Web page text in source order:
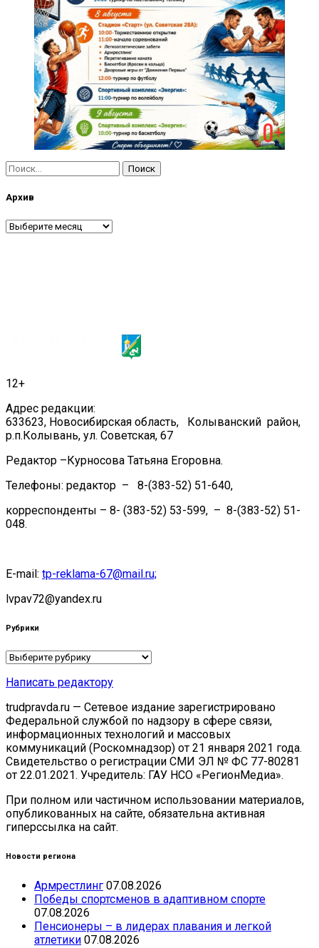
Найти:
Архив
Архив
12+
Адрес редакции:
633623, Новосибирская область, Колыванский район,
р.п.Колывань, ул. Советская, 67
Редактор –Курносова Татьяна Егоровна.
Телефоны: редактор – 8-(383-52) 51-640,
корреспонденты – 8- (383-52) 53-599, – 8-(383-52) 51-
048.
E-mail: tp-reklama-67@mail.ru;
lvpav72@yandex.ru
Рубрики
Рубрики
Написать редактору
trudpravda.ru — Сетевое издание зарегистрировано
Федеральной службой по надзору в сфере связи,
информационных технологий и массовых
коммуникаций (Роскомнадзор) от 21 января 2021 года.
Свидетельство о регистрации СМИ ЭЛ № ФС 77-80281
от 22.01.2021. Учредитель: ГАУ НСО «РегионМедиа».
При полном или частичном использовании материалов,
опубликованных на сайте, обязательна активная
гиперссылка на сайт.
Новости региона
Армрестлинг 07.08.2026
Победы спортсменов в адаптивном спорте
07.08.2026
Пенсионеры – в лидерах плавания и легкой
атлетики 07.08.2026